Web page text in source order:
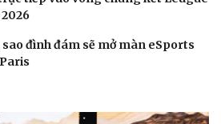
Thời trang
Mobile hiên ngang giành vé
tại EWC 2026
chinh phục eSports World Cup
PUBG-Cờ vua